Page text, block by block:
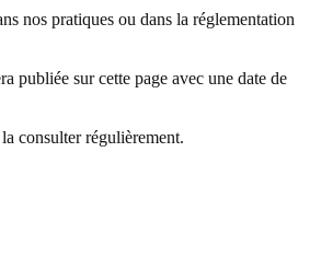
nos pratiques ou dans la réglementation
publiée sur cette page avec une date de
consulter régulièrement.